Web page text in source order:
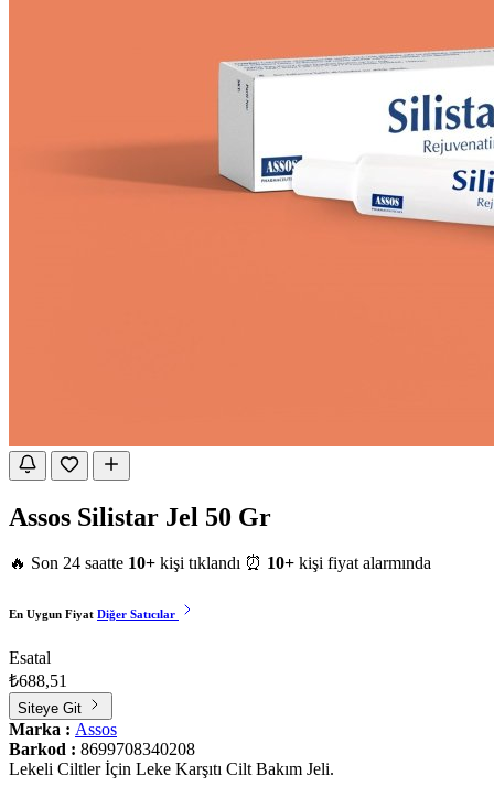
Assos Silistar Jel 50 Gr
🔥 Son 24 saatte 10+ kişi tıklandı ⏰ 10+ kişi fiyat alarmında
En Uygun Fiyat Diğer Satıcılar
Esatal
₺688,51
Siteye Git
Marka : Assos
Barkod : 8699708340208
Lekeli Ciltler İçin Leke Karşıtı Cilt Bakım Jeli.